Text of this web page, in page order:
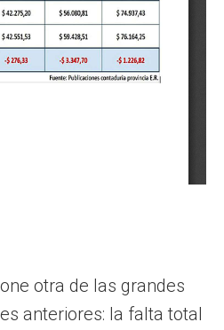
otra de las grandes
anteriores: la falta total